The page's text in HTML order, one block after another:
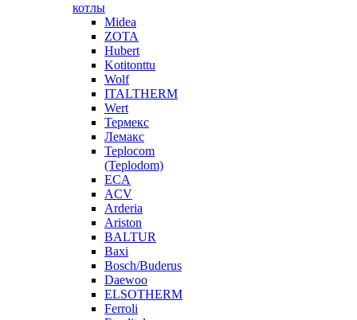
котлы
Midea
ZOTA
Hubert
Kotitonttu
Wolf
ITALTHERM
Wert
Термекс
Лемакс
Teplocom
(Teplodom)
ECA
ACV
Arderia
Ariston
BALTUR
Baxi
Bosch/Buderus
Daewoo
ELSOTHERM
Ferroli